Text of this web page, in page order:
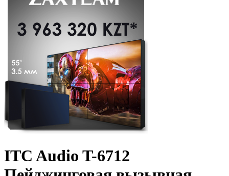
ITC Audio T-6712